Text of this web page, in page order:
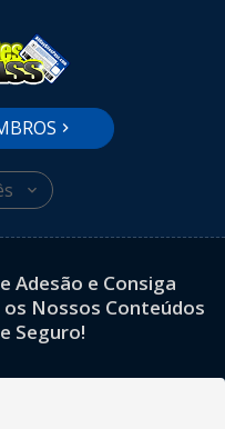
Adesão e Consiga
Nossos Conteúdos
Seguro!